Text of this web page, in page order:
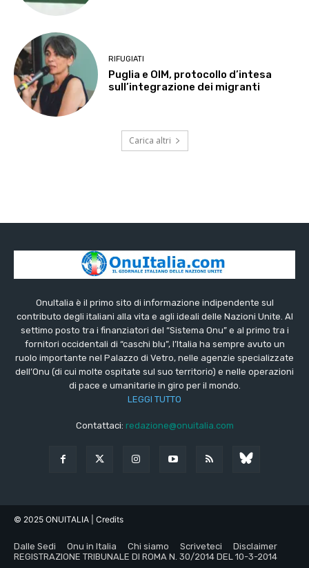
RIFUGIATI
Puglia e OIM, protocollo d’intesa
sull’integrazione dei migranti
Carica altri
OnuItalia è il primo sito di informazione indipendente sul
contributo degli italiani alla vita e agli ideali delle Nazioni Unite. Al
settimo posto tra i finanziatori del “Sistema Onu” e al primo tra i
fornitori occidentali di “caschi blu”, l’Italia ha sempre avuto un
ruolo importante nel Palazzo di Vetro, nelle agenzie specializzate
dell’Onu (di cui molte ospitate sul suo territorio) e nelle operazioni
di pace e umanitarie in giro per il mondo.
LEGGI TUTTO
Contattaci: redazione@onuitalia.com
© 2025 ONUITALIA | Credits
Dalle Sedi Onu in Italia Chi siamo Scriveteci
Disclaimer
REGISTRAZIONE TRIBUNALE DI ROMA N. 30/2014 DEL 10-3-2014